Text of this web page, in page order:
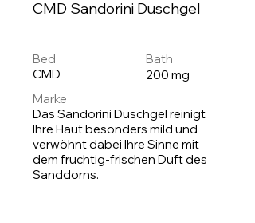
CMD Sandorini Duschgel
Bed
CMD
Bath
200 mg
Marke
Das Sandorini Duschgel reinigt
Ihre Haut besonders mild und
verwöhnt dabei Ihre Sinne mit
dem fruchtig-frischen Duft des
Sanddorns.